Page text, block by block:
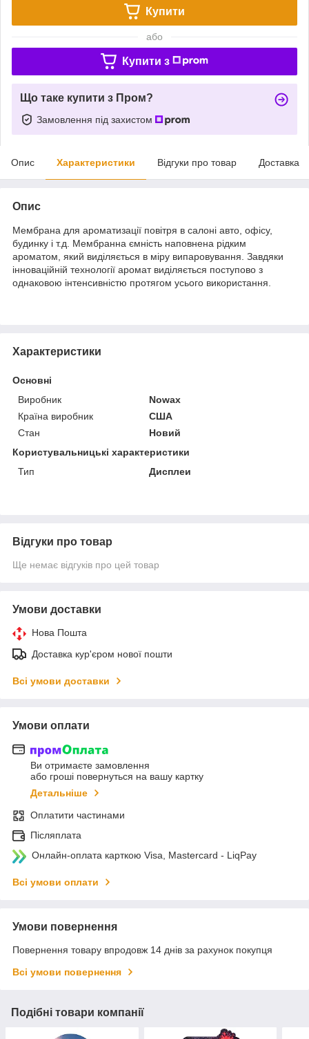
Купити
або
Купити з
Що таке купити з Пром?
Замовлення під захистом
Опис Характеристики Відгуки про товар Доставка
Опис
Мембрана для ароматизації повітря в салоні авто, офісу,
будинку і т.д. Мембранна ємність наповнена рідким
ароматом, який виділяється в міру випаровування. Завдяки
інноваційній технології аромат виділяється поступово з
однаковою інтенсивністю протягом усього використання.
Характеристики
Основні
Виробник
Nowax
Країна виробник
США
Стан
Новий
Користувальницькі характеристики
Тип
Дисплеи
Відгуки про товар
Ще немає відгуків про цей товар
Умови доставки
Нова Пошта
Доставка кур'єром нової пошти
Всі умови доставки
Умови оплати
Ви отримаєте замовлення
або гроші повернуться на вашу картку
Детальніше
Оплатити частинами
Післяплата
Онлайн-оплата карткою Visa, Mastercard - LiqPay
Всі умови оплати
Умови повернення
Повернення товару впродовж 14 днів за рахунок покупця
Всі умови повернення
Подібні товари компанії